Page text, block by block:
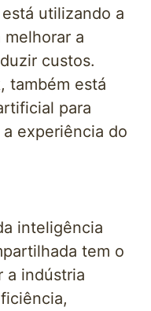
utilizando a
a
custos.
também está
para
experiência do
inteligência
tem o
a indústria